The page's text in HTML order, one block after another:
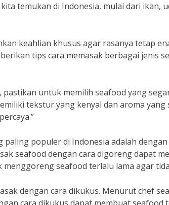
temukan di Indonesia, mulai dari ikan,
keahlian khusus agar rasanya tetap
tips cara memasak berbagai jenis
pastikan untuk memilih seafood yang
tekstur yang kenyal dan aroma
paling populer di Indonesia adalah
seafood dengan cara digoreng dapat
seafood terlalu lama agar
dengan cara dikukus. Menurut chef